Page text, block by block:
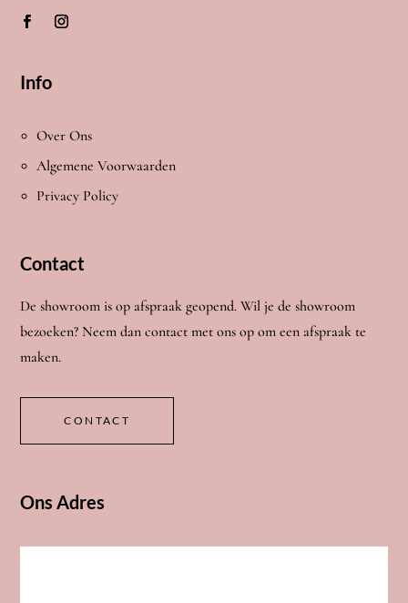
Info
Over Ons
Algemene Voorwaarden
Privacy Policy
Contact
De showroom is op afspraak geopend. Wil je de showroom
bezoeken? Neem dan contact met ons op om een afspraak te
maken.
CONTACT
Ons Adres